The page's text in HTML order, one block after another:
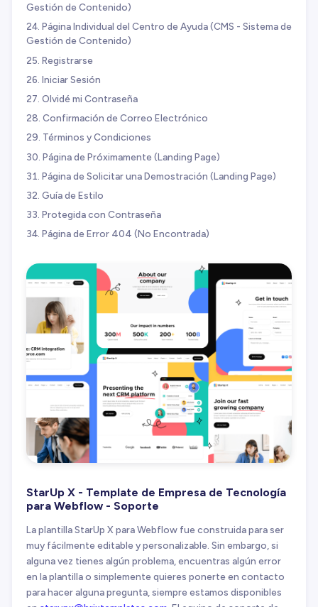
Gestión de Contenido)
Página Individual del Centro de Ayuda (CMS - Sistema de
Gestión de Contenido)
Registrarse
Iniciar Sesión
Olvidé mi Contraseña
Confirmación de Correo Electrónico
Términos y Condiciones
Página de Próximamente (Landing Page)
Página de Solicitar una Demostración (Landing Page)
Guía de Estilo
Protegida con Contraseña
Página de Error 404 (No Encontrada)
StarUp X - Template de Empresa de Tecnología
para Webflow - Soporte
La plantilla StarUp X para Webflow fue construida para ser
muy fácilmente editable y personalizable. Sin embargo, si
alguna vez tienes algún problema, encuentras algún error
en la plantilla o simplemente quieres ponerte en contacto
para hacer alguna pregunta, siempre estamos disponibles